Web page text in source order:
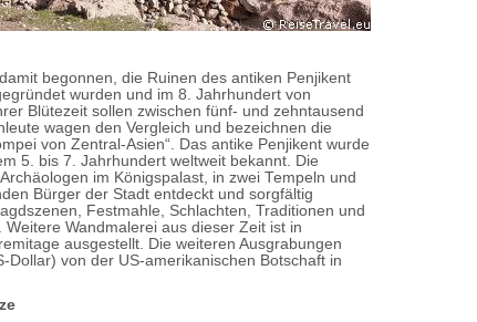
begonnen, die Ruinen des antiken Penjikent
wurden und im 8. Jahrhundert von
Blütezeit sollen zwischen fünf- und zehntausend
wagen den Vergleich und bezeichnen die
von Zentral-Asien“. Das antike Penjikent wurde
5. bis 7. Jahrhundert weltweit bekannt. Die
im Königspalast, in zwei Tempeln und
Bürger der Stadt entdeckt und sorgfältig
Festmahle, Schlachten, Traditionen und
Wandmalerei aus dieser Zeit ist in
ausgestellt. Die weiteren Ausgrabungen
von der US-amerikanischen Botschaft in